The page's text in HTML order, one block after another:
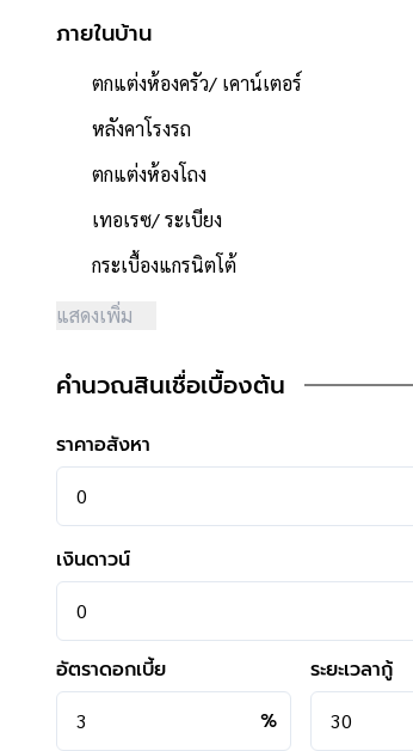
- ค่าใช้จ่ายส่วนกลางนิติบุคคล 780 บาท/เดือน
**จุดเด่นโครงการ–สภาพแวดล้อม**
- โครงการได้รับอนุญาตจัดสรรถูกต้อง, โครงกา
- ผู้พัฒนาโครงการที่มีชื่อเสียง **กฤษดานคร**
- มีระบบรักษาความปลอดภัย ,มีกล้องวงจรปิด
- สภาพแวดล้อมดี สะอาด ,มีทะเลสาบ
- บ้านตั้งอยู่ใกล้ร้าน 108 shop
- ใกล้โรงพยาบาลธนบุรี2
- ใกล้ธนาคารทุกธนาคาร
- ตัวบ้าน ห่างจากหน้าโครงการ 1 กิโลเมตร
- หน้าโครงการติดถนนใหญ่ ถ.บรมราชชนนี
- เข้า-ออกได้หลายเส้นทาง ได้แก่ ถนนบรม
ภายในบ้าน
ตกแต่งห้องครัว/ เคาน์เตอร์
หลังคาโรงรถ
ตกแต่งห้องโถง
เทอเรซ/ ระเบียง
กระเบื้องแกรนิตโต้
แสดงเพิ่ม
คำนวณสินเชื่อเบื้องต้น
ราคาอสังหา
เงินดาวน์
อัตราดอกเบี้ย
%
ระยะเวลากู้